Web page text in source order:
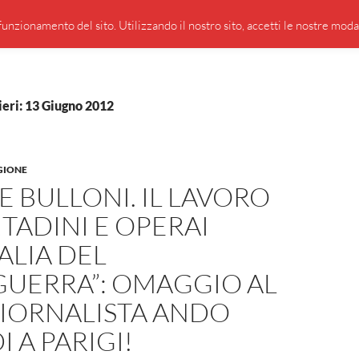
PRESENTAZIONE DI GIUSEPPE BORSOI
13 Giugno 2012
BULLONI. IL LAVORO
E OPERAI
DEL
OMAGGIO AL
ANDO
A PARIGI!
del sito. Utilizzando il nostro sito, accetti le nostre